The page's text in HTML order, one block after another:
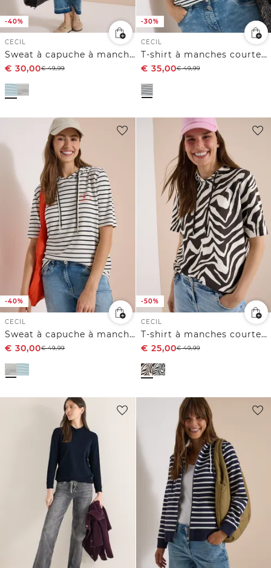
-40%
CECIL
Sweat à capuche à manches courtes rayé
€ 30,00€49,99
-30%
CECIL
T-shirt à manches courtes avec capuche et paillettes
€ 35,00€49,99
-40%
CECIL
Sweat à capuche à manches courtes rayé
€ 30,00€49,99
-50%
CECIL
T-shirt à manches courtes avec capuche et structure
€ 25,00€49,99